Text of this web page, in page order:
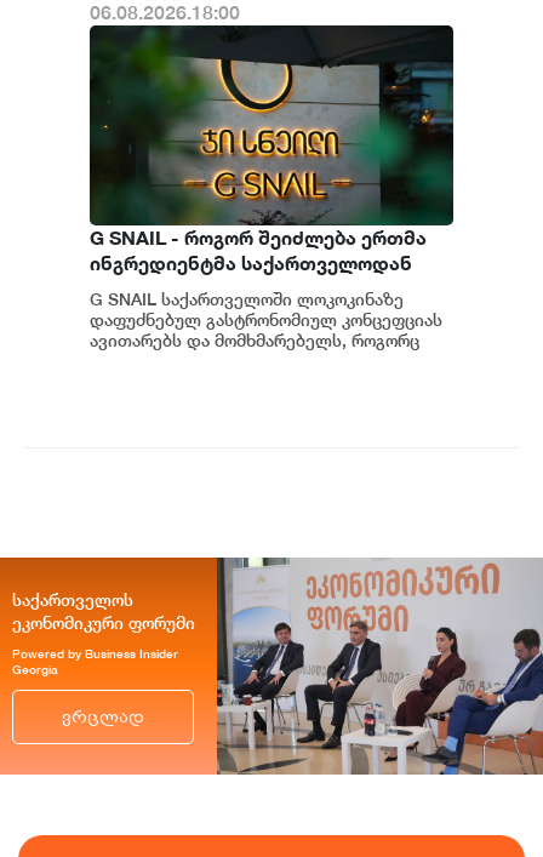
06.08.2026.18:00
G SNAIL - როგორ შეიძლება ერთმა
ინგრედიენტმა საქართველოდან
საერთაშორისო კულინარიულ
კონცეფციას ჩაუყაროს საფუძველი
G SNAIL საქართველოში ლოკოკინაზე
დაფუძნებულ გასტრონომიულ კონცეფციას
ავითარებს და მომხმარებელს, როგორც
საქართველოს
ეკონომიკური ფორუმი
Powered by Business Insider
Georgia
ვრცლად